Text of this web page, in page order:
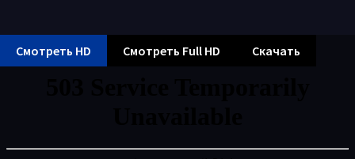
Смотреть HD Смотреть Full HD Скачать